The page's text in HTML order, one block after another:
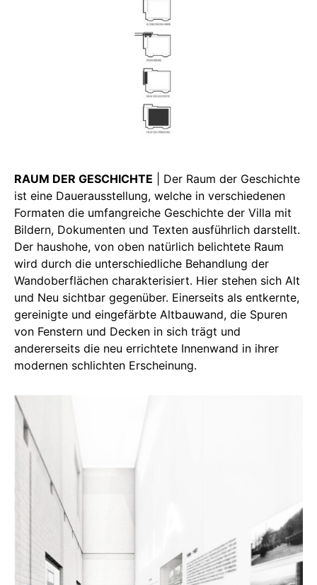
RAUM DER GESCHICHTE | Der Raum der Geschichte
ist eine Dauerausstellung, welche in verschiedenen
Formaten die umfangreiche Geschichte der Villa mit
Bildern, Dokumenten und Texten ausführlich darstellt.
Der haushohe, von oben natürlich belichtete Raum
wird durch die unterschiedliche Behandlung der
Wandoberflächen charakterisiert. Hier stehen sich Alt
und Neu sichtbar gegenüber. Einerseits als entkernte,
gereinigte und eingefärbte Altbauwand, die Spuren
von Fenstern und Decken in sich trägt und
andererseits die neu errichtete Innenwand in ihrer
modernen schlichten Erscheinung.